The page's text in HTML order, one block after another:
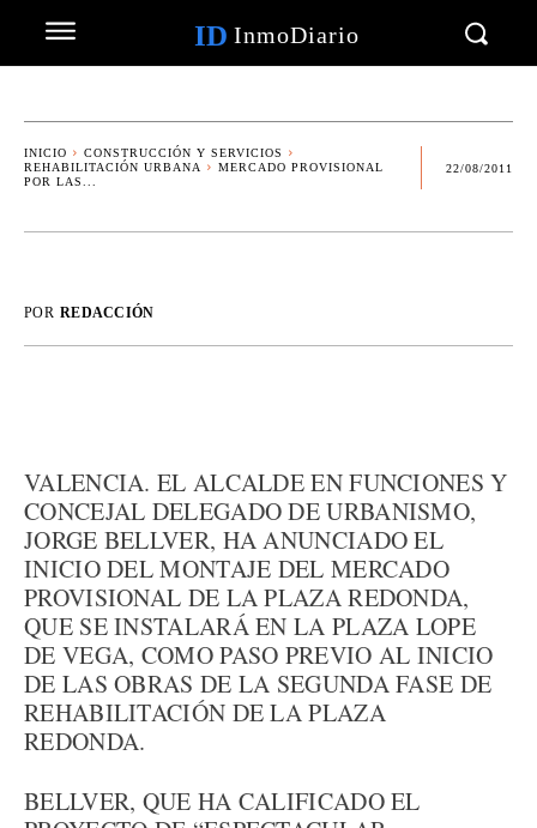
ID InmoDiario
INICIO
CONSTRUCCIÓN Y SERVICIOS
REHABILITACIÓN URBANA
MERCADO PROVISIONAL
POR LAS...
22/08/2011
POR REDACCIÓN
VALENCIA. EL ALCALDE EN FUNCIONES Y
CONCEJAL DELEGADO DE URBANISMO,
JORGE BELLVER, HA ANUNCIADO EL
INICIO DEL MONTAJE DEL MERCADO
PROVISIONAL DE LA PLAZA REDONDA,
QUE SE INSTALARÁ EN LA PLAZA LOPE
DE VEGA, COMO PASO PREVIO AL INICIO
DE LAS OBRAS DE LA SEGUNDA FASE DE
REHABILITACIÓN DE LA PLAZA
REDONDA.
BELLVER, QUE HA CALIFICADO EL